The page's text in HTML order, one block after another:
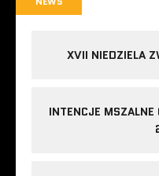
XVII NIEDZIELA
INTENCJE